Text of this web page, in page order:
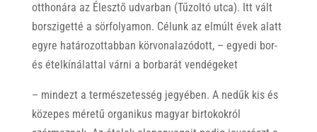
otthonára az Élesztő udvarban (Tűzoltó utca). Itt vált
borszigetté a sörfolyamon. Célunk az elmúlt évek alatt
egyre határozottabban körvonalazódott, – egyedi bor-
és ételkínálattal várni a borbarát vendégeket
– mindezt a természetesség jegyében. A nedűk kis és
közepes méretű organikus magyar birtokokról